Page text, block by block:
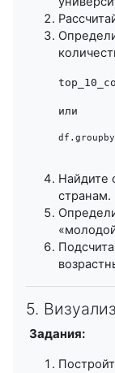
или
Найдите
странам.
5.
Задания: